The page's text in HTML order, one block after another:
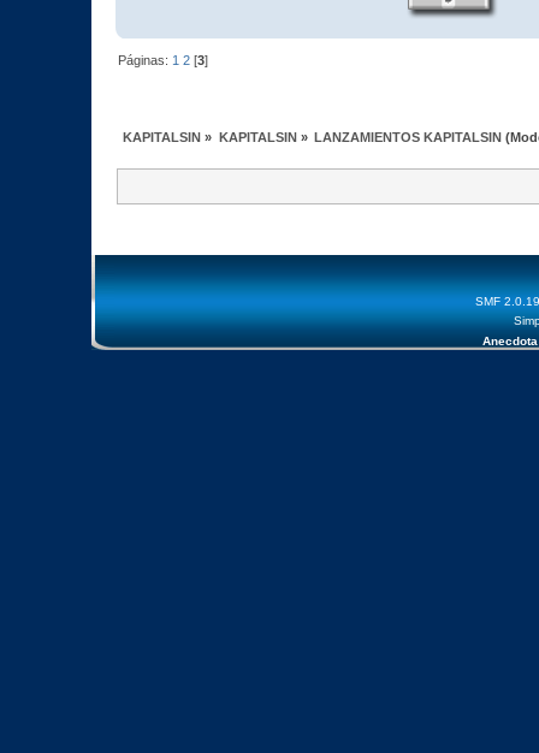
Páginas: 1 2 [3]
KAPITALSIN » KAPITALSIN» LANZAMIENTOS KAPITALSIN
SMF 2.0.19
Anecdota